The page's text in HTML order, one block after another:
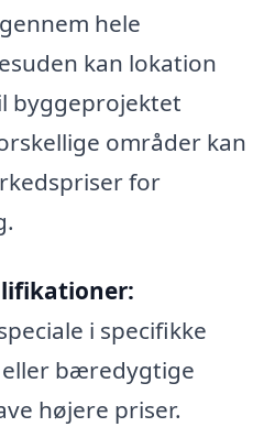
hele
kan lokation
byggeprojektet
områder kan
for
i specifikke
bæredygtige
højere priser.